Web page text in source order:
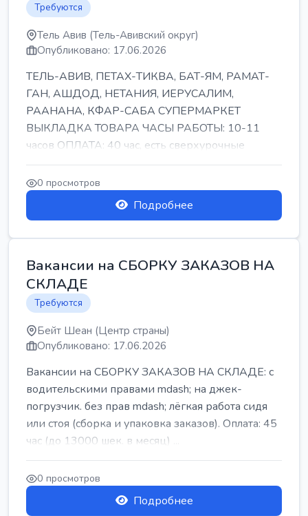
Требуются
Тель Авив (Тель-Авивский округ)
Опубликовано: 17.06.2026
ТЕЛЬ-АВИВ, ПЕТАХ-ТИКВА, БАТ-ЯМ, РАМАТ-
ГАН, АШДОД, НЕТАНИЯ, ИЕРУСАЛИМ,
РААНАНА, КФАР-САБА СУПЕРМАРКЕТ
ВЫКЛАДКА ТОВАРА ЧАСЫ РАБОТЫ: 10-11
часов ОПЛАТА: 40 час, есть сверхурочные
ПИТАНИЕ ЕСТЬ Для синих б...
0 просмотров
Подробнее
Вакансии на СБОРКУ ЗАКАЗОВ НА
СКЛАДЕ
Требуются
Бейт Шеан (Центр страны)
Опубликовано: 17.06.2026
Вакансии на СБОРКУ ЗАКАЗОВ НА СКЛАДЕ: с
водительскими правами mdash; на джек-
погрузчик. без прав mdash; лёгкая работа сидя
или стоя (сборка и упаковка заказов). Оплата: 45
час (до 13000 шек. в месяц) ...
0 просмотров
Подробнее